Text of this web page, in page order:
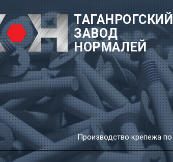
ТАГАНРОГСКИЙ
ЗАВОД
НОРМАЛЕЙ
Производство крепежа